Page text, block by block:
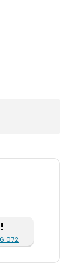
072